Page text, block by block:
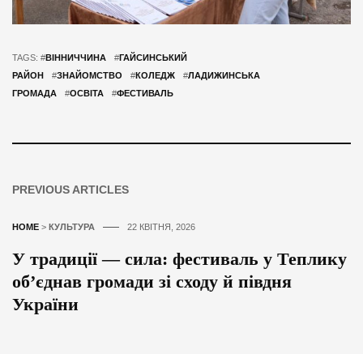
TAGS: #ВІННИЧЧИНА #ГАЙСИНСЬКИЙ
РАЙОН
#ЗНАЙОМСТВО #КОЛЕДЖ #ЛАДИЖИНСЬКА
ГРОМАДА
#ОСВІТА #ФЕСТИВАЛЬ
PREVIOUS ARTICLES
HOME > КУЛЬТУРА 22 КВІТНЯ, 2026
У традиції — сила: фестиваль у Теплику
об’єднав громади зі сходу й півдня
України